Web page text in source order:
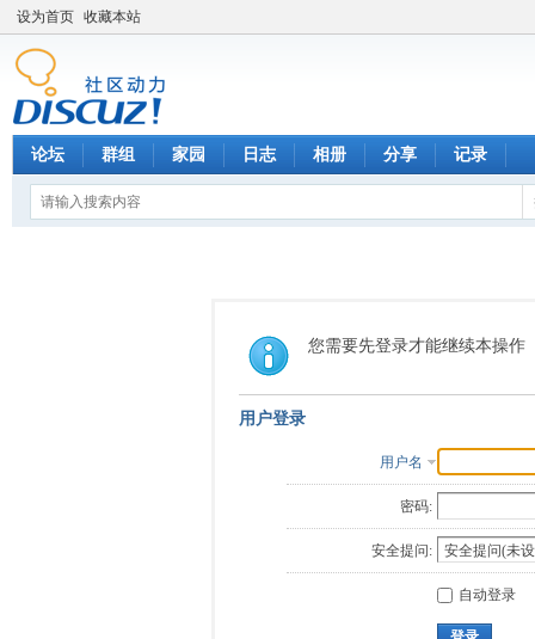
设为首页 收藏本站
论坛 群组 家园 日志 相册 分享 记录
您需要先登录才能继续本操作
用户登录
用户名
密码:
安全提问:
自动登录